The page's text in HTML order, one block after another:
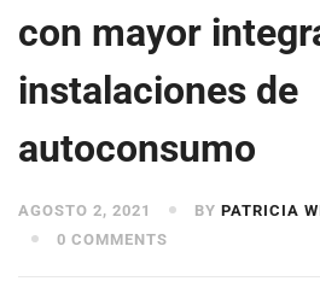
con mayor
instalaciones de
autoconsumo
AGOSTO 2, 2021 BY PATRICIA
0 COMMENTS